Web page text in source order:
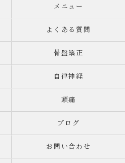
メニュー
よくある質問
骨盤矯正
自律神経
頭痛
ブログ
お問い合わせ